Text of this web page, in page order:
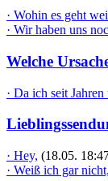
· Wohin es geht
· Wir haben uns
Welche
· Da ich seit Jahren
· Hey, (18.05.
· Weiß ich gar